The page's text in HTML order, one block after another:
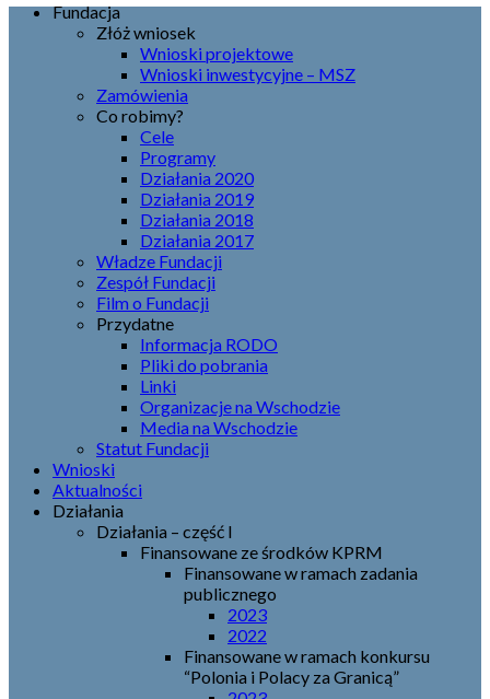
Fundacja
Złóż wniosek
Wnioski projektowe
Wnioski inwestycyjne – MSZ
Zamówienia
Co robimy?
Cele
Programy
Działania 2020
Działania 2019
Działania 2018
Działania 2017
Władze Fundacji
Zespół Fundacji
Film o Fundacji
Przydatne
Informacja RODO
Pliki do pobrania
Linki
Organizacje na Wschodzie
Media na Wschodzie
Statut Fundacji
Wnioski
Aktualności
Działania
Działania – część I
Finansowane ze środków KPRM
Finansowane w ramach zadania
publicznego
2023
2022
Finansowane w ramach konkursu
“Polonia i Polacy za Granicą”